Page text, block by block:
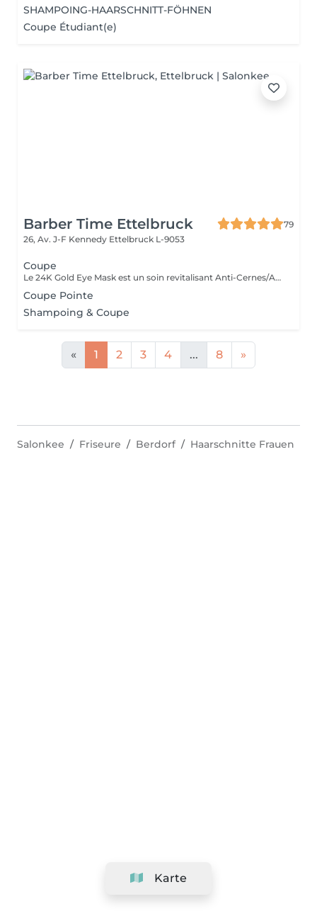
SHAMPOING-HAARSCHNITT-FÖHNEN
Coupe Étudiant(e)
Barber Time Ettelbruck
79
26, Av. J-F Kennedy Ettelbruck L-9053
Coupe
Le 24K Gold Eye Mask est un soin revitalisant Anti-Cernes/Anti-Rides composé de Collagène Végétal haute densité, Aloe Vera, Huile de pépins de raisin, Peptides d'avoine, Vitamine A, Acid Hyaluronic et Poudre d'or 24 carats
Coupe Pointe
Shampoing & Coupe
« 1 2 3 4 ... 8 »
Karte
Salonkee Friseure Berdorf Haarschnitte Frauen